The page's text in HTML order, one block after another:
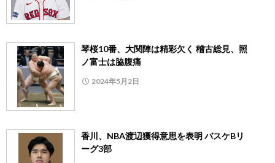
琴桜10番、大関陣は精彩欠く 稽古総見、照
ノ富士は脇腹痛
2024年5月2日
香川、NBA渡辺獲得意思を表明 バスケBリ
ーグ3部